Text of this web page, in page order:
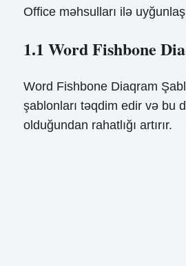
Office məhsulları ilə
1.1 Word Fishbone
Word Fishbone Diaqram
şablonları təqdim edir və bu
olduğundan rahatlığı artırır.